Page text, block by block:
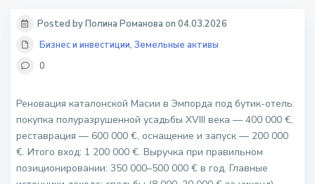
Posted by Полина Романова on 04.03.2026
Бизнес и инвестиции,Земельные активы
0
Реновация каталонской Масии в Эмпорда под бутик-отель:
покупка полуразрушенной усадьбы XVIII века — 400 000 €,
реставрация — 600 000 €, оснащение и запуск — 200 000
€. Итого вход: 1 200 000 €. Выручка при правильном
позиционировании: 350 000–500 000 € в год. Главные